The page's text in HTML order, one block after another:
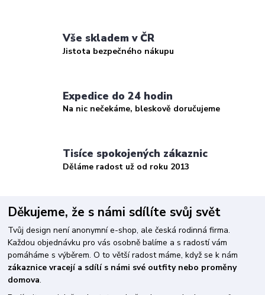
Vše skladem v ČR
Jistota bezpečného nákupu
Expedice do 24 hodin
Na nic nečekáme, bleskově doručujeme
Tisíce spokojených zákaznic
Děláme radost už od roku 2013
Děkujeme, že s námi sdílíte svůj svět
Tvůj design není anonymní e-shop, ale česká rodinná firma.
Každou objednávku pro vás osobně balíme a s radostí vám
pomáháme s výběrem. O to větší radost máme, když se k nám
zákaznice vracejí a sdílí s námi své outfity nebo proměny
domova.